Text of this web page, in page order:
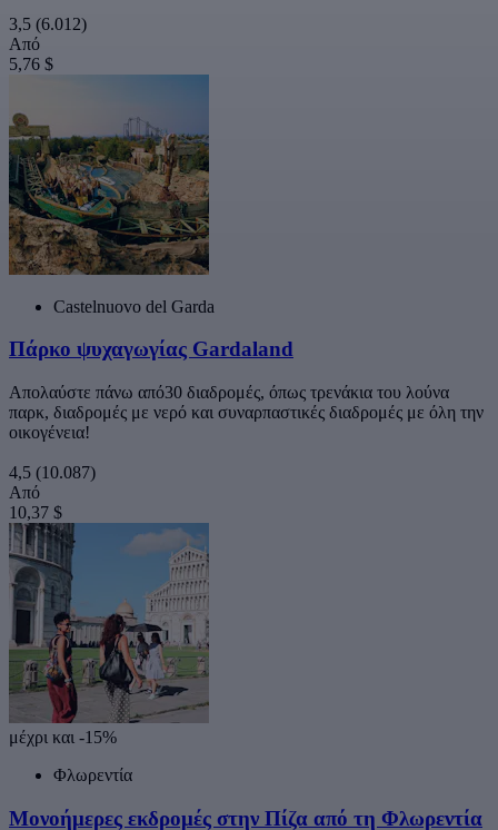
3,5 (6.012)
Από
5,76 $
Castelnuovo del Garda
Πάρκο ψυχαγωγίας Gardaland
Απολαύστε πάνω από30 διαδρομές, όπως τρενάκια του λούνα
παρκ, διαδρομές με νερό και συναρπαστικές διαδρομές με όλη την
οικογένεια!
4,5 (10.087)
Από
10,37 $
μέχρι και -15%
Φλωρεντία
Μονοήμερες εκδρομές στην Πίζα από τη Φλωρεντία